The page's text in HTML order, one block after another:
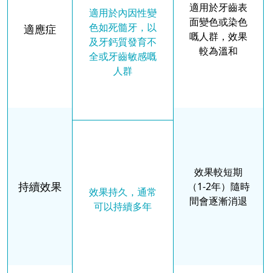
適應症
持續效果
適用於內因性變
色如死髓牙，以
及牙鈣質發育不
全或牙齒敏感嘅
人群
效果持久，通常
可以持續多年
適用於牙齒表
面變色或染色
嘅人群，效果
較為溫和
效果較短期
（1-2年）隨時
間會逐漸消退